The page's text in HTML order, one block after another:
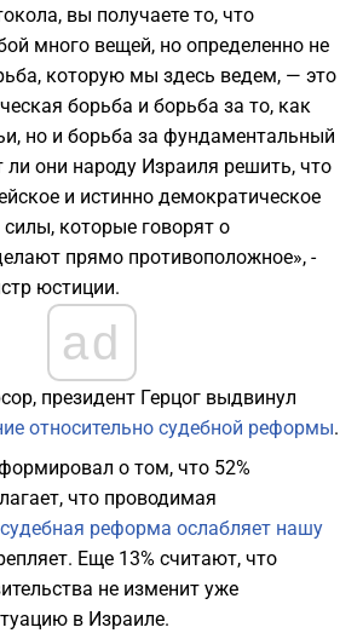
вы получаете то, что
много вещей, но определенно не
которую мы здесь ведем, — это
борьба и борьба за то, как
но и борьба за фундаментальный
ли они народу Израиля решить, что
и истинно демократическое
силы, которые говорят о
прямо противоположное», -
юстиции.
ad
президент Герцог выдвинул
относительно судебной реформы.
о том, что 52%
что проводимая
судебная реформа ослабляет нашу
Еще 13% считают, что
не изменит уже
в Израиле.